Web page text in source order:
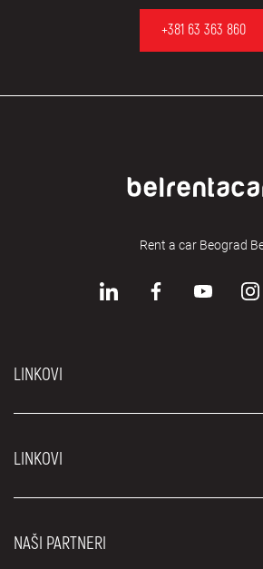
+381 63 363 860
Rent a car Beograd
LINKOVI
Luksuzni automobili
Cene
LINKOVI
NAŠI PARTNERI